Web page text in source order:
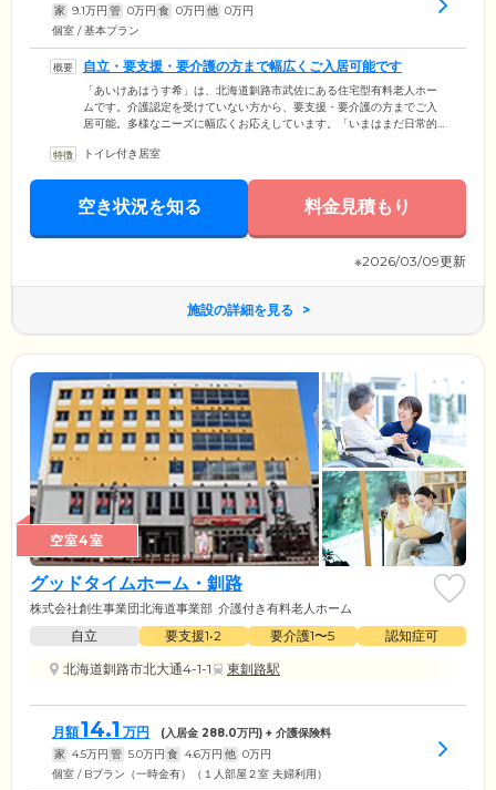
家 9.1万円 管 0万円 食 0万円 他 0万円
個室 / 基本プラン
自立・要支援・要介護の方まで幅広くご入居可能です
「あいけあはうす希」は、北海道釧路市武佐にある住宅型有料老人ホー
ムです。介護認定を受けていない方から、要支援・要介護の方までご入
居可能。多様なニーズに幅広くお応えしています。「いまはまだ日常的
安」という方から「日常的な介護をしっかりしてくれる場所で暮らした
護サービスを組み合わせながら、ご自分らしく自立した生活を送ってい
ただけます。
トイレ付き居室
空き状況を知る 料金見積もり
※2026/03/09更新
施設の詳細を見る
空室4室
グッドタイムホーム・釧路
株式会社創生事業団北海道事業部 介護付き有料老人ホーム
自立 要支援1•2 要介護1〜5
認知症可
北海道釧路市北大通4-1-1
東釧路駅
月額14.1 万円 (入居金 288.0万円) + 介護保険料
家 4.5万円 管 5.0万円 食 4.6万円 他 0万円
個室 / Bプラン（一時金有）（１人部屋２室 夫婦利用）